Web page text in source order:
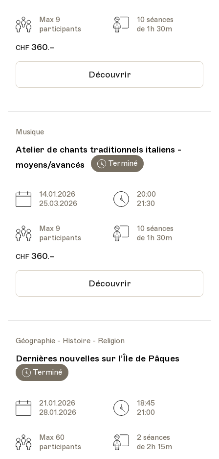
Participants
Max 9
participants
Cours
10 séances
de 1h 30m
CHF360.–
Découvrir
Musique
Atelier de chants traditionnels italiens -
moyens/avancés
Terminé
Date
14.01.2026
25.03.2026
Heure
20:00
21:30
Participants
Max 9
participants
Cours
10 séances
de 1h 30m
CHF360.–
Découvrir
Géographie - Histoire - Religion
Dernières nouvelles sur l’Île de Pâques
Terminé
Date
21.01.2026
28.01.2026
Heure
18:45
21:00
Participants
Max 60
participants
Cours
2 séances
de 2h 15m